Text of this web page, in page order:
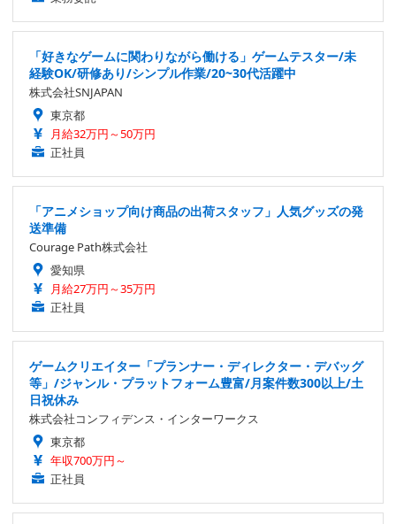
「好きなゲームに関わりながら働ける」ゲームテスター/未
経験OK/研修あり/シンプル作業/20~30代活躍中
株式会社SNJAPAN
東京都
月給32万円～50万円
正社員
「アニメショップ向け商品の出荷スタッフ」人気グッズの発
送準備
Courage Path株式会社
愛知県
月給27万円～35万円
正社員
ゲームクリエイター「プランナー・ディレクター・デバッグ
等」/ジャンル・プラットフォーム豊富/月案件数300以上/土
日祝休み
株式会社コンフィデンス・インターワークス
東京都
年収700万円～
正社員